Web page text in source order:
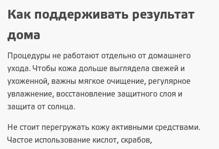
Как поддерживать результат
дома
Процедуры не работают отдельно от домашнего
ухода. Чтобы кожа дольше выглядела свежей и
ухоженной, важны мягкое очищение, регулярное
увлажнение, восстановление защитного слоя и
защита от солнца.
Не стоит перегружать кожу активными средствами.
Частое использование кислот, скрабов,